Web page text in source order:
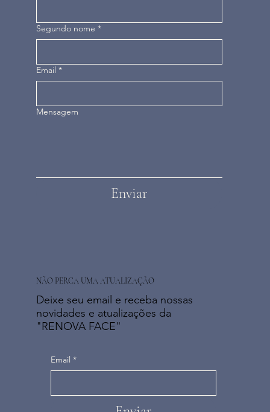
Deixe seu email e receba nossas
novidades e atualizações da
"RENOVA FACE"
NÃO PERCA UMA ATUALIZAÇÃO
Email *
Segundo nome *
Email *
Mensagem
Enviar